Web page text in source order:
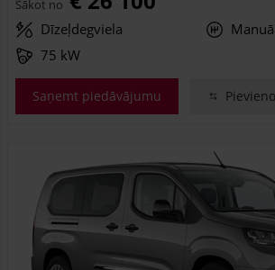
Sākot no
Dīzeļdegviela
75 kW
Saņemt piedāvājumu